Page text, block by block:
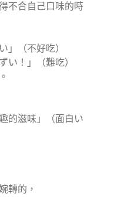
不合自己口味的時
」（不好吃）
い！」（難吃）
的滋味」（面白い
轉的，